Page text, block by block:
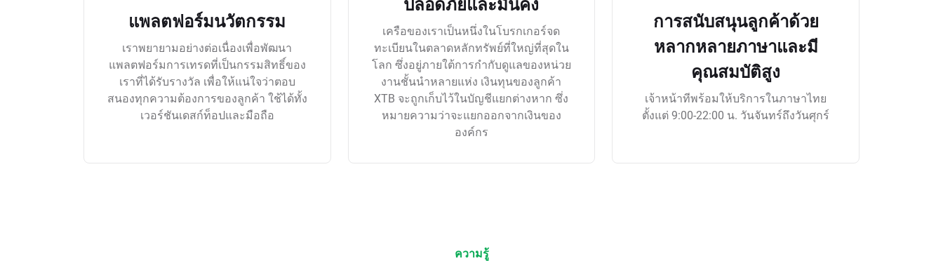
แพลตฟอร์มนวัตกรรม
เราพยายามอย่างต่อเนื่องเพื่อพัฒนา
แพลตฟอร์มการเทรดที่เป็นกรรมสิทธิ์ของ
เราที่ได้รับรางวัล เพื่อให้แน่ใจว่าตอบ
สนองทุกความต้องการของลูกค้า ใช้ได้ทั้ง
เวอร์ชันเดสก์ท็อปและมือถือ
ปลอดภัยและมั่นคง
เครือของเราเป็นหนึ่งในโบรกเกอร์จด
ทะเบียนในตลาดหลักทรัพย์ที่ใหญ่ที่สุดใน
โลก ซึ่งอยู่ภายใต้การกำกับดูแลของหน่วย
งานชั้นนำหลายแห่ง เงินทุนของลูกค้า
XTB จะถูกเก็บไว้ในบัญชีแยกต่างหาก ซึ่ง
หมายความว่าจะแยกออกจากเงินของ
องค์กร
การสนับสนุนลูกค้าด้วย
หลากหลายภาษาและมี
คุณสมบัติสูง
เจ้าหน้าทีพร้อมให้บริการในภาษาไทย
ตั้งแต่ 9:00-22:00 น. วันจันทร์ถึงวันศุกร์
ความรู้